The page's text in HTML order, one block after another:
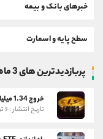
خبرهای بانک و بیمه
سطح پایه و اسمارت
پربازدیدترین های 3 ماه گذشته
خروج 1.34 میلیارد دلار از ETF های بیت کوین در یک هفته
تاریخ انتشار : ۶ تیر ۱۴۰۵